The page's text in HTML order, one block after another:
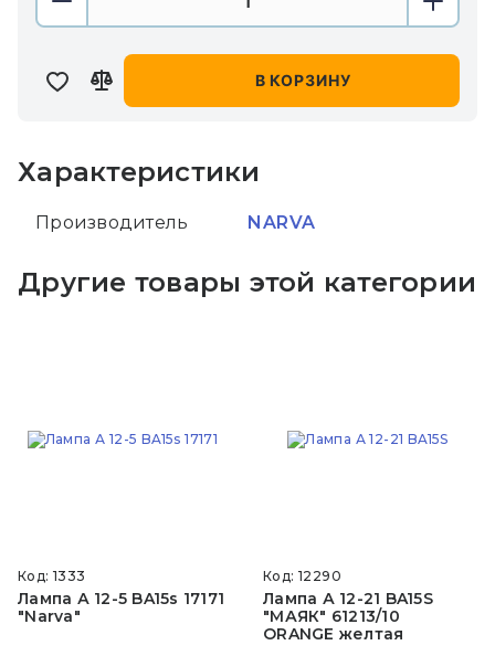
В КОРЗИНУ
Характеристики
Производитель NARVA
Другие товары этой категории
Код: 1333
Лампа А 12-5 BA15s 17171
"Narva"
Код: 12290
Лампа А 12-21 BA15S
"МАЯК" 61213/10
ORANGE желтая